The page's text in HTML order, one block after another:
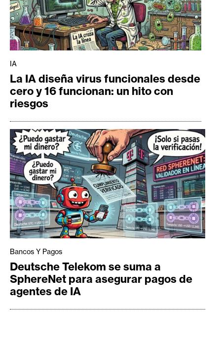
IA
La IA diseña virus funcionales desde
cero y 16 funcionan: un hito con
riesgos
Bancos Y Pagos
Deutsche Telekom se suma a
SphereNet para asegurar pagos de
agentes de IA